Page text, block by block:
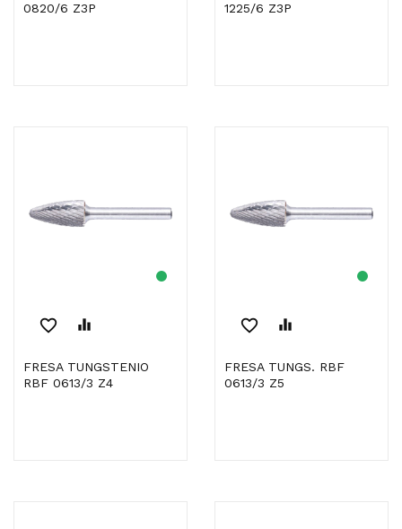
0820/6 Z3P
1225/6 Z3P
favorite_border equalizer
FRESA TUNGSTENIO
RBF 0613/3 Z4
favorite_border equalizer
FRESA TUNGS. RBF
0613/3 Z5